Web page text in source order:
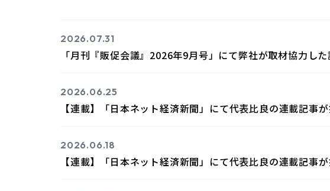
2026.07.31
「月刊『販促会議』2026年9月号」にて弊社が取材協力し
2026.06.25
【連載】「日本ネット経済新聞」にて代表比良の連載記事
2026.06.18
【連載】「日本ネット経済新聞」にて代表比良の連載記事